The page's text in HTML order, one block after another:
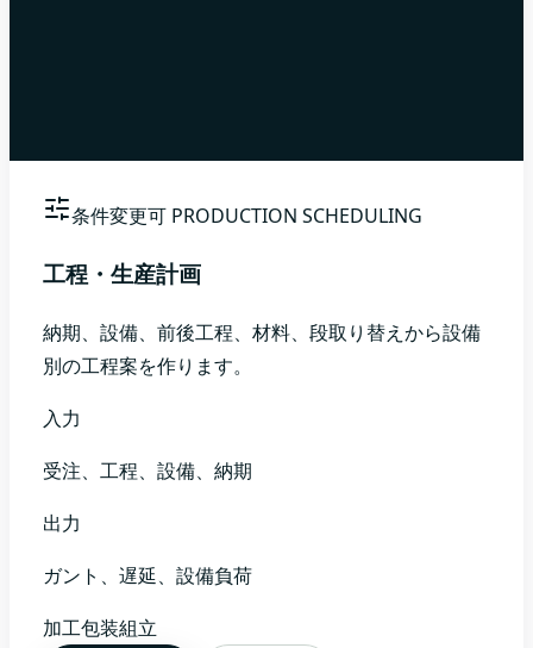
条件変更可 PRODUCTION SCHEDULING
工程・生産計画
納期、設備、前後工程、材料、段取り替えから設備
別の工程案を作ります。
入力
受注、工程、設備、納期
出力
ガント、遅延、設備負荷
加工包装組立